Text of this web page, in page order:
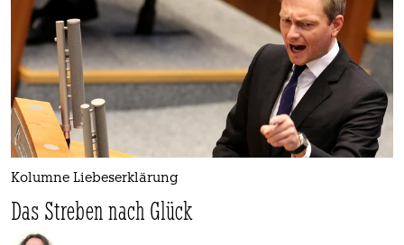
Kolumne Liebeserklärung
Das Streben nach Glück